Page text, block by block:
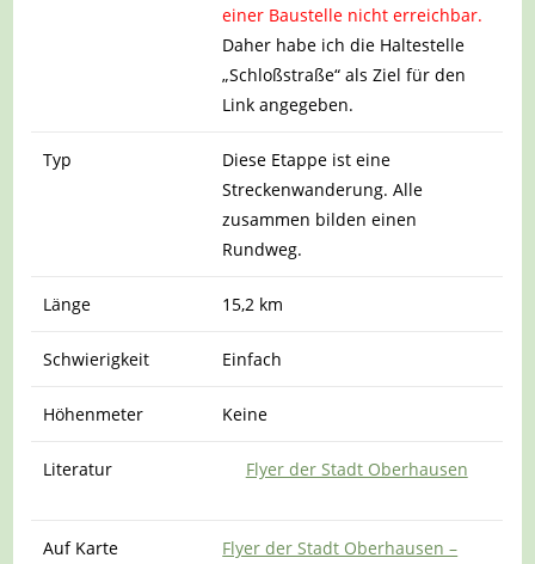
einer Baustelle nicht erreichbar.
Daher habe ich die Haltestelle
„Schloßstraße“ als Ziel für den
Link angegeben.
Typ
Diese Etappe ist eine
Streckenwanderung. Alle
zusammen bilden einen
Rundweg.
Länge 15,2 km
Schwierigkeit Einfach
Höhenmeter Keine
Literatur Flyer der Stadt Oberhausen
Auf Karte
Flyer der Stadt Oberhausen –